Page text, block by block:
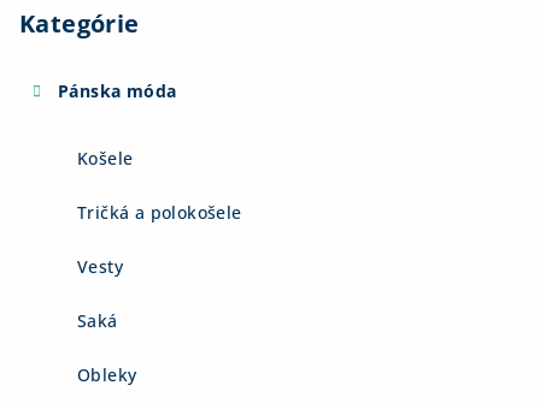
Kategórie
Pánska móda
Košele
Tričká a polokošele
Vesty
Saká
Obleky